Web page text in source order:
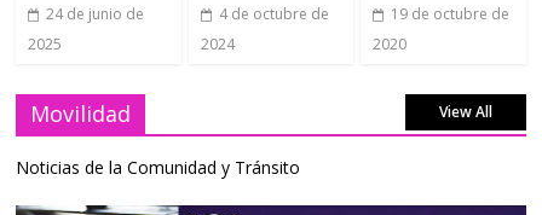
24 de junio de
2025
4 de octubre de
2024
19 de octubre de
2020
Movilidad View All
Noticias de la Comunidad y Tránsito